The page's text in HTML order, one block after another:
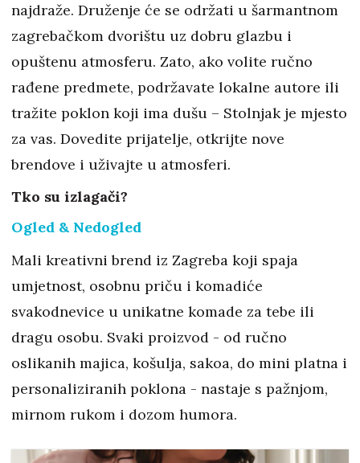
najdraže. Druženje će se održati u šarmantnom
zagrebačkom dvorištu uz dobru glazbu i
opuštenu atmosferu. Zato, ako volite ručno
rađene predmete, podržavate lokalne autore ili
tražite poklon koji ima dušu – Stolnjak je mjesto
za vas. Dovedite prijatelje, otkrijte nove
brendove i uživajte u atmosferi.
Tko su izlagači?
Ogled & Nedogled
Mali kreativni brend iz Zagreba koji spaja
umjetnost, osobnu priču i komadiće
svakodnevice u unikatne komade za tebe ili
dragu osobu. Svaki proizvod - od ručno
oslikanih majica, košulja, sakoa, do mini platna i
personaliziranih poklona - nastaje s pažnjom,
mirnom rukom i dozom humora.